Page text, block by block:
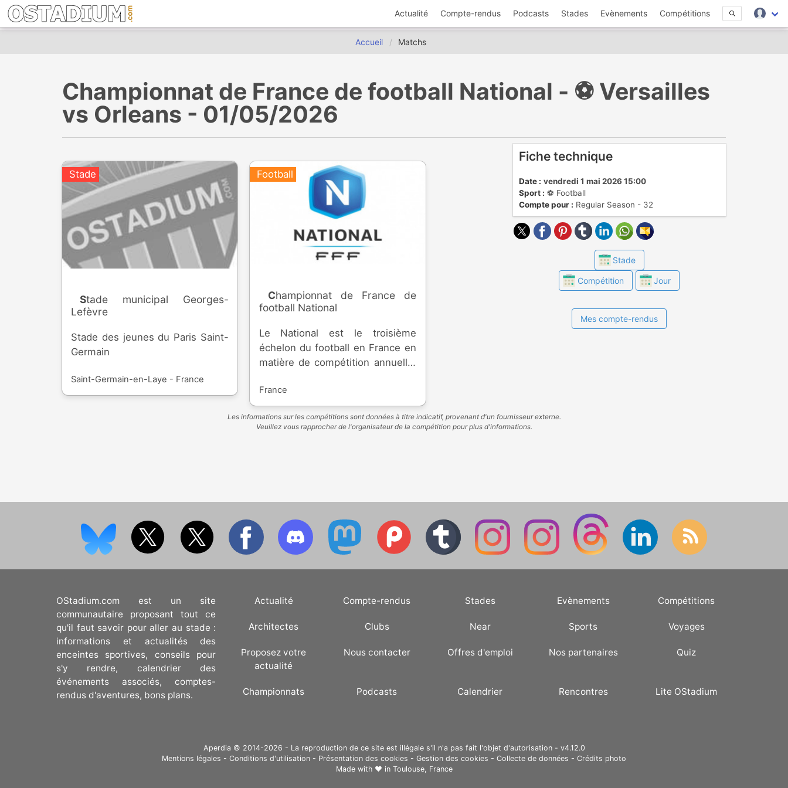
Actualité Compte-rendus Podcasts Stades Evènements Compétitions
Accueil Matchs
Championnat de France de football National - ⚽️ Versailles
vs Orleans - 01/05/2026
Stade
Stade municipal Georges-
Lefèvre
Stade des jeunes du Paris Saint-
Germain
Saint-Germain-en-Laye - France
Football
Championnat de France de
football National
Le National est le troisième
échelon du football en France en
matière de compétition annuelle.
professionnelles, semi-
professionnelles et amateurs,
depuis sa création en 1993. Elle
France
Fiche technique
Date : vendredi 1 mai 2026 15:00
Sport : ⚽️ Football
Compte pour : Regular Season - 32
Stade
Compétition Jour
Mes compte-rendus
Les informations sur les compétitions sont données à titre indicatif, provenant d'un fournisseur externe.
Veuillez vous rapprocher de l'organisateur de la compétition pour plus d'informations.
OStadium.com est un site
communautaire proposant tout ce
qu'il faut savoir pour aller au stade :
informations et actualités des
enceintes sportives, conseils pour
s'y rendre, calendrier des
événements associés, comptes-
rendus d'aventures, bons plans.
Actualité Compte-rendus Stades Evènements Compétitions
Architectes Clubs Near Sports Voyages
Proposez votre
actualité
Nous contacter Offres d'emploi Nos partenaires Quiz
Championnats Podcasts Calendrier Rencontres Lite OStadium
Aperdia © 2014-2026 - La reproduction de ce site est illégale s'il n'a pas fait l'objet d'autorisation - v4.12.0
Mentions légales - Conditions d'utilisation - Présentation des cookies - Gestion des cookies - Collecte de données - Crédits photo
Made with ❤ in Toulouse, France